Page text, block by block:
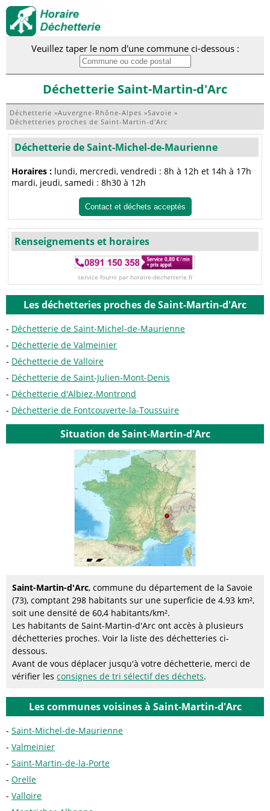
Veuillez taper le nom d'une commune ci-dessous :
Déchetterie Saint-Martin-d'Arc
Déchetterie »Auvergne-Rhône-Alpes »Savoie »
Déchetteries proches de Saint-Martin-d'Arc
Déchetterie de Saint-Michel-de-Maurienne
Horaires : lundi, mercredi, vendredi : 8h à 12h et 14h à 17h
mardi, jeudi, samedi : 8h30 à 12h
Contact et déchets acceptés
Renseignements et horaires
service fourni par horaire-dechetterie.fr
Les déchetteries proches de Saint-Martin-d'Arc
Déchetterie de Saint-Michel-de-Maurienne
Déchetterie de Valmeinier
Déchetterie de Valloire
Déchetterie de Saint-Julien-Mont-Denis
Déchetterie d'Albiez-Montrond
Déchetterie de Fontcouverte-la-Toussuire
Situation de Saint-Martin-d'Arc
Saint-Martin-d'Arc, commune du département de la Savoie
(73), comptant 298 habitants sur une superficie de 4.93 km²,
soit une densité de 60,4 habitants/km².
Les habitants de Saint-Martin-d'Arc ont accès à plusieurs
déchetteries proches. Voir la liste des déchetteries ci-
dessous.
Avant de vous déplacer jusqu'à votre déchetterie, merci de
vérifier les consignes de tri sélectif des déchets.
Les communes voisines à Saint-Martin-d'Arc
Saint-Michel-de-Maurienne
Valmeinier
Saint-Martin-de-la-Porte
Orelle
Valloire